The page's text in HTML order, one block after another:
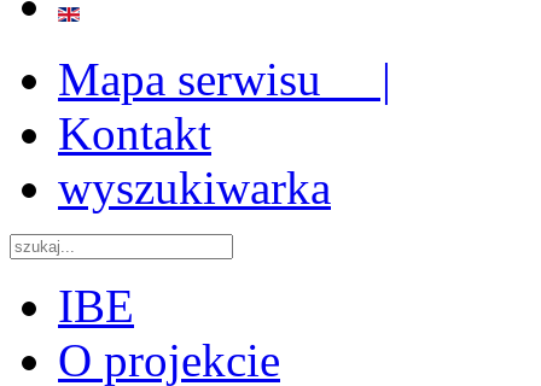
Mapa serwisu |
Kontakt
wyszukiwarka
IBE
O projekcie